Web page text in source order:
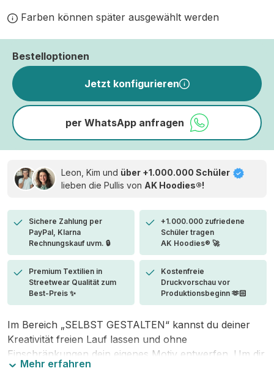
Farben können später ausgewählt werden
Bestelloptionen
Jetzt konfigurieren
per WhatsApp anfragen
Leon, Kim und über +1.000.000 Schüler
lieben die Pullis von AK Hoodies®!
Sichere Zahlung per
PayPal, Klarna
Rechnungskauf uvm. 🔒
+1.000.000 zufriedene
Schüler tragen
AK Hoodies® 🚀
Premium Textilien in
Streetwear Qualität zum
Best-Preis ✨
Kostenfreie
Druckvorschau vor
Produktionsbeginn 🫶🏻
Im Bereich „SELBST GESTALTEN“ kannst du deiner
Kreativität freien Lauf lassen und ohne
Einschränkungen dein eigenes Motiv entwerfen. Um dir
Mehr erfahren